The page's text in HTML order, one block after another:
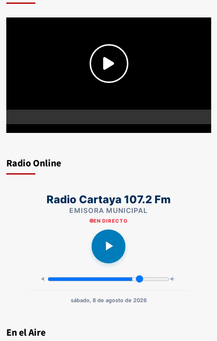
Radio Online
Radio Cartaya 107.2 Fm
EMISORA MUNICIPAL
EN DIRECTO
sábado, 8 de agosto de 2026
En el Aire